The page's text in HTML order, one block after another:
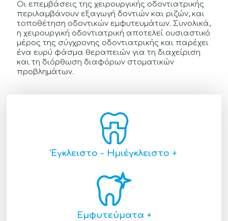
Οι επεμβάσεις της χειρουργικής οδοντιατρικής
περιλαμβάνουν εξαγωγή δοντιών και ριζών, και
τοποθέτηση οδοντικών εμφυτευμάτων. Συνολικά,
η χειρουργική οδοντιατρική αποτελεί ουσιαστικό
μέρος της σύγχρονης οδοντιατρικής και παρέχει
ένα ευρύ φάσμα θεραπειών για τη διαχείριση
και τη διόρθωση διαφόρων στοματικών
προβλημάτων.
Έγκλειστο - Ημιέγκλειστο +
Εμφυτεύματα +